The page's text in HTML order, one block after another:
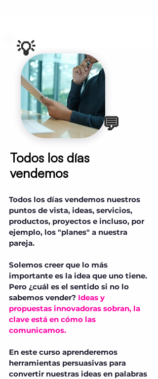
💡
💬
Todos los días
vendemos
Todos los días vendemos nuestros
puntos de vista, ideas, servicios,
productos, proyectos e incluso, por
ejemplo, los "planes" a nuestra
pareja.
Solemos creer que lo más
importante es la idea que uno tiene.
Pero ¿cuál es el sentido si no lo
sabemos vender? Ideas y
propuestas innovadoras sobran, la
clave está en cómo las
comunicamos.
En este curso aprenderemos
herramientas persuasivas para
convertir nuestras ideas en palabras